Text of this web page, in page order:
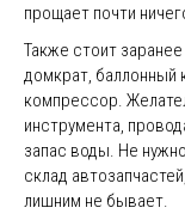
прощает почти
Также стоит заранее
домкрат, баллонный
компрессор.
инструмента,
запас воды. Не
склад
лишним не бывает.